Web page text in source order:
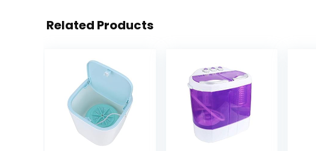
Related Products